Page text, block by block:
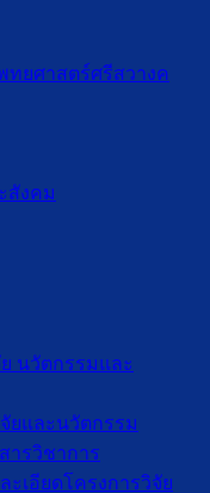
ยศาสตร์ศรีสวางค
สังคม
นวัตกรรมและ
ยและนวัตกรรม
ารวิชาการ
ะเอียดโครงการวิจัย